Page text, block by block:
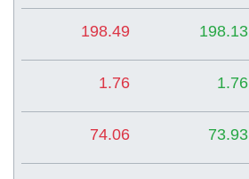
198.13
198.49
1.76
1.76
73.93
74.06